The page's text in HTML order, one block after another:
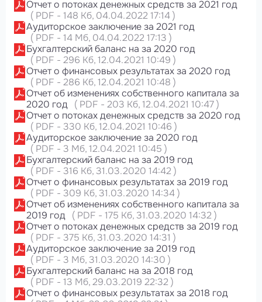
Отчет о потоках денежных средств за 2021 год
( PDF - 148 Кб, 04.04.2022 17:14)
Аудиторское заключение за 2021 год
( PDF - 14 Мб, 04.04.2022 17:13 )
Бухгалтерский баланс на за 2020 год
( PDF - 296 Кб, 12.04.2021 10:49 )
Отчет о финансовых результатах за 2020 год
( PDF - 286 Кб, 12.04.2021 10:48 )
Отчет об изменениях собственного капитала за
2020 год ( PDF - 203 Кб, 12.04.2021 10:47)
Отчет о потоках денежных средств за 2020 год
( PDF - 330 Кб, 12.04.2021 10:46 )
Аудиторское заключение за 2020 год
( PDF - 3 Мб, 12.04.2021 10:45 )
Бухгалтерский баланс на за 2019 год
( PDF - 316 Кб, 31.03.2020 14:42 )
Отчет о финансовых результатах за 2019 год
( PDF - 309 Кб, 31.03.2020 14:34)
Отчет об изменениях собственного капитала за
2019 год ( PDF - 175 Кб, 31.03.2020 14:32 )
Отчет о потоках денежных средств за 2019 год
( PDF - 375 Кб, 31.03.2020 14:31 )
Аудиторское заключение за 2019 год
( PDF - 3 Мб, 31.03.2020 14:30 )
Бухгалтерский баланс на за 2018 год
( PDF - 13 Мб, 29.03.2019 22:32 )
Отчет о финансовых результатах за 2018 год